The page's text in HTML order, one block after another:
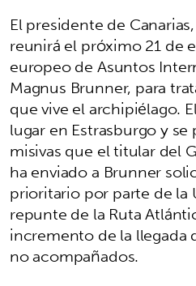
El presidente de
reunirá el próximo 21 de
europeo de Asuntos
Magnus Brunner, para
que vive el archipiélago.
lugar en Estrasburgo y
misivas que el titular del
ha enviado a Brunner
prioritario por parte de la
repunte de la Ruta
incremento de la llegada
no acompañados.